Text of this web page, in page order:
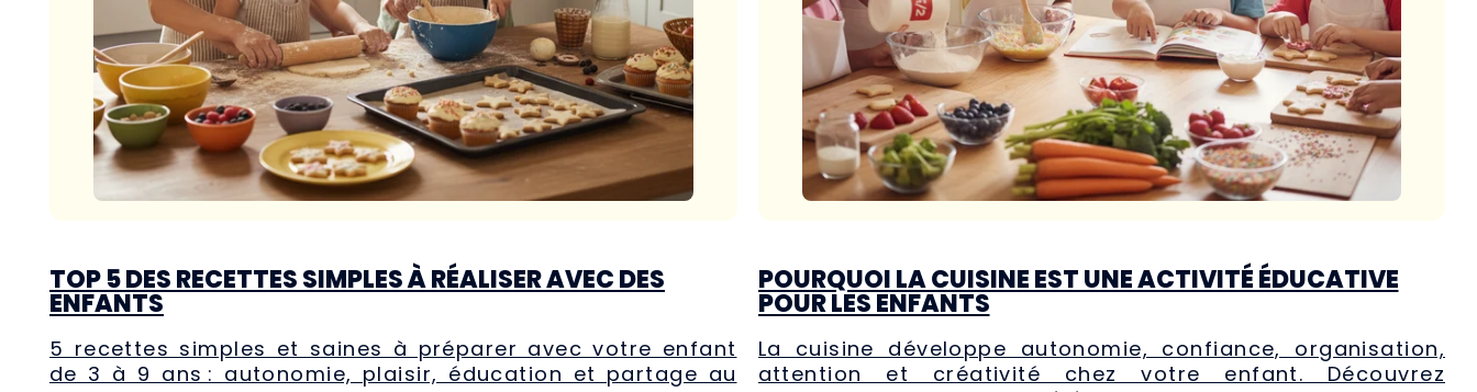
TOP 5 DES RECETTES SIMPLES À RÉALISER AVEC DES
ENFANTS
5 recettes simples et saines à préparer avec votre enfant
de 3 à 9 ans : autonomie, plaisir, éducation et partage au
POURQUOI LA CUISINE EST UNE ACTIVITÉ ÉDUCATIVE
POUR LES ENFANTS
La cuisine développe autonomie, confiance, organisation,
attention et créativité chez votre enfant. Découvrez